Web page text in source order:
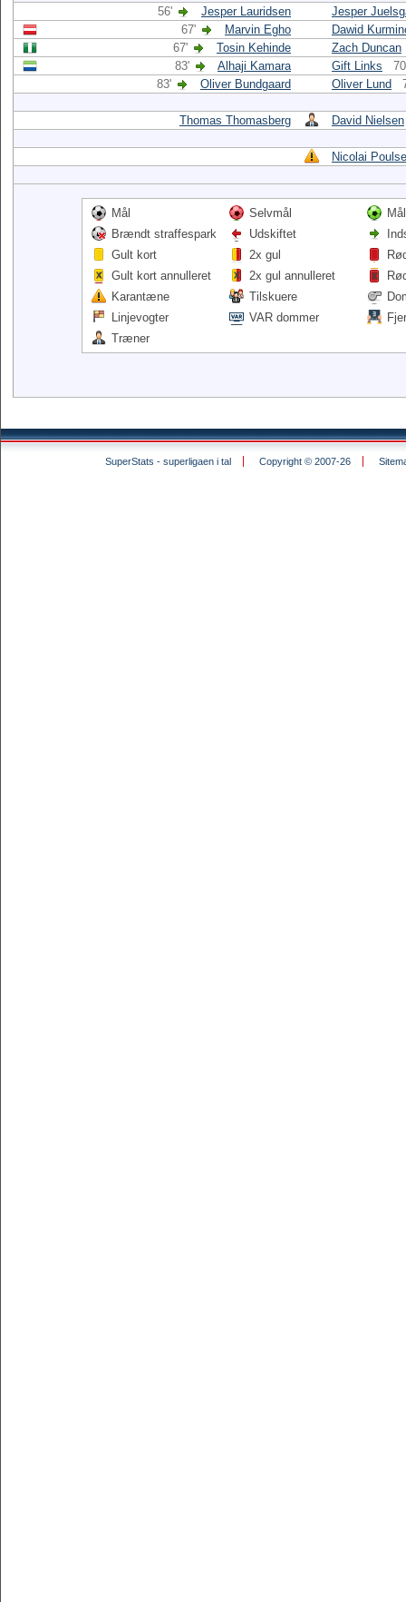
56' Jesper Lauridsen
Jesper
67'
Marvin Egho
Dawid
67'
Tosin Kehinde
Zach Duncan
83'
Alhaji Kamara Gift Links
83'
Oliver Bundgaard Oliver Lund
Thomas Thomasberg David Nielsen
Nicolai
Mål Selvmål
Brændt straffespark
Udskiftet
Gult kort
2x gul
Gult kort annulleret
2x gul annulleret
Karantæne
Tilskuere
Linjevogter
VAR dommer
Træner
SuperStats - superligaen i tal Copyright © 2007-26